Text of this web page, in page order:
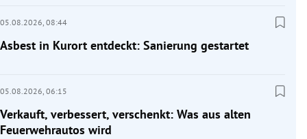
05.08.2026, 08:44
Asbest in Kurort entdeckt: Sanierung gestartet
05.08.2026, 06:15
Verkauft, verbessert, verschenkt: Was aus alten
Feuerwehrautos wird